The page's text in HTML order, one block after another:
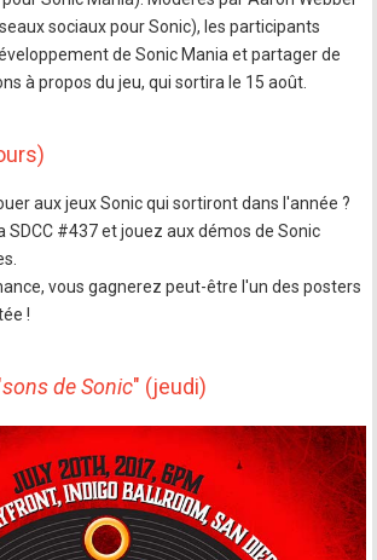
sociaux pour Sonic), les participants
de Sonic Mania et partager de
à propos du jeu, qui sortira le 15 août.
aux jeux Sonic qui sortiront dans l'année ?
SDCC #437 et jouez aux démos de Sonic
vous gagnerez peut-être l'un des posters
!
sons de Sonic" (jeudi)